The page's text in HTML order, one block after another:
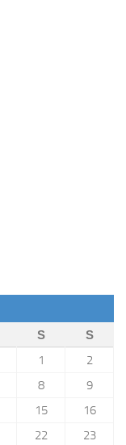
S S
1
2
8
9
15
16
22 23